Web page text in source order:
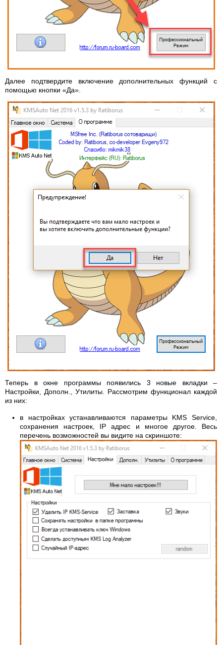
Далее подтвердите включение дополнительных функций с
помощью кнопки «Да».
Теперь в окне программы появились 3 новые вкладки –
Настройки, Дополн., Утилиты. Рассмотрим функционал каждой
из них:
в настройках устанавливаются параметры KMS Service,
сохранения настроек, IP адрес и многое другое. Весь
перечень возможностей вы видите на скриншоте: